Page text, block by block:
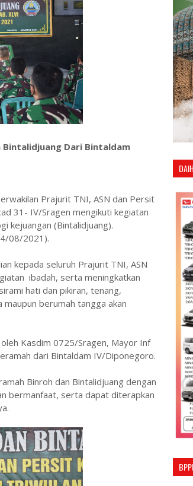
Bintalidjuang Dari Bintaldam
Prajurit TNI, ASN dan Persit
31- IV/Sragen mengikuti kegiatan
kejuangan (Bintalidjuang).
08/2021).
kepada seluruh Prajurit TNI, ASN
ibadah, serta meningkatkan
hati dan pikiran, tenang,
berumah tangga akan
Kasdim 0725/Sragen, Mayor Inf
dari Bintaldam IV/Diponegoro.
Binroh dan Bintalidjuang dengan
bermanfaat, serta dapat diterapkan